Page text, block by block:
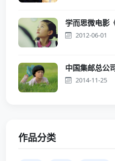
学而思微电影
2012-06-01
中国集邮总公
2014-11-25
作品分类